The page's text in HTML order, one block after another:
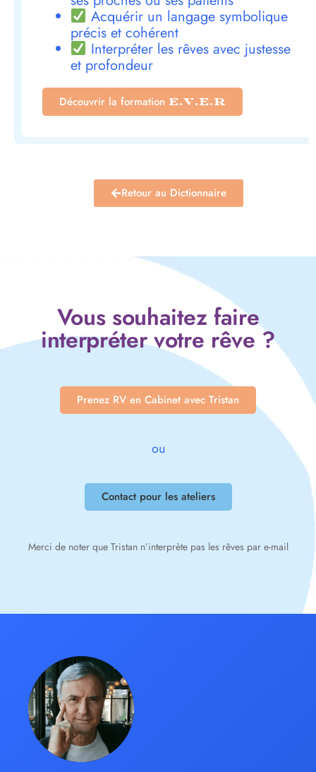
Acquérir un langage symbolique
précis et cohérent
Interpréter les rêves avec justesse
et profondeur
Découvrir la formation E.V.E.R
Retour au Dictionnaire
Vous souhaitez faire
interpréter votre rêve ?
Prenez RV en Cabinet avec Tristan
ou
Contact pour les ateliers
Merci de noter que Tristan n’interprète pas les rêves par e-mail